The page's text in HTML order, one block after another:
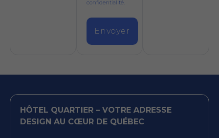
confidentialité.
Envoyer
HÔTEL QUARTIER – VOTRE ADRESSE
DESIGN AU CŒUR DE QUÉBEC